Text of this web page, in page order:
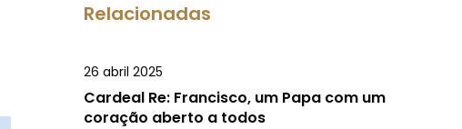
Relacionadas
26 abril 2025
Cardeal Re: Francisco, um Papa com um
coração aberto a todos